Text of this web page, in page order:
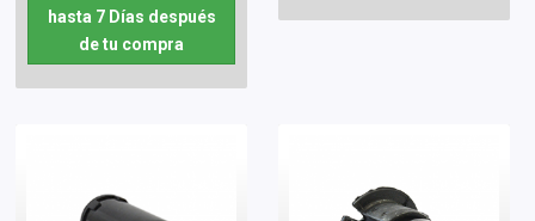
hasta 7 Días después
de tu compra